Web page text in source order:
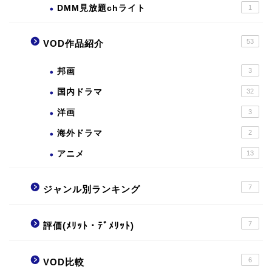
DMM見放題chライト 1
VOD作品紹介 53
邦画 3
国内ドラマ 32
洋画 3
海外ドラマ 2
アニメ 13
ジャンル別ランキング 7
評価(ﾒﾘｯﾄ・ﾃﾞﾒﾘｯﾄ) 7
VOD比較 6